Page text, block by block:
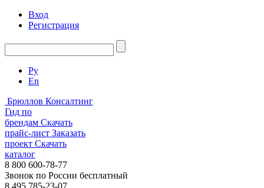
Вход
Регистрация
Ру
En
Брюллов Консалтинг
Гид по
брендам Скачать
прайс-лист Заказать
проект Скачать
каталог
8 800 600-78-77
Звонок по России бесплатный
8 495 785-23-07